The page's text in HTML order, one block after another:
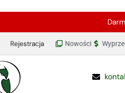
Rejestracja Nowości